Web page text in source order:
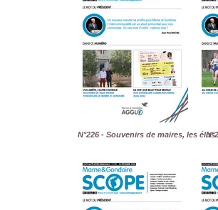
N°226 - Souvenirs de maires, les élus